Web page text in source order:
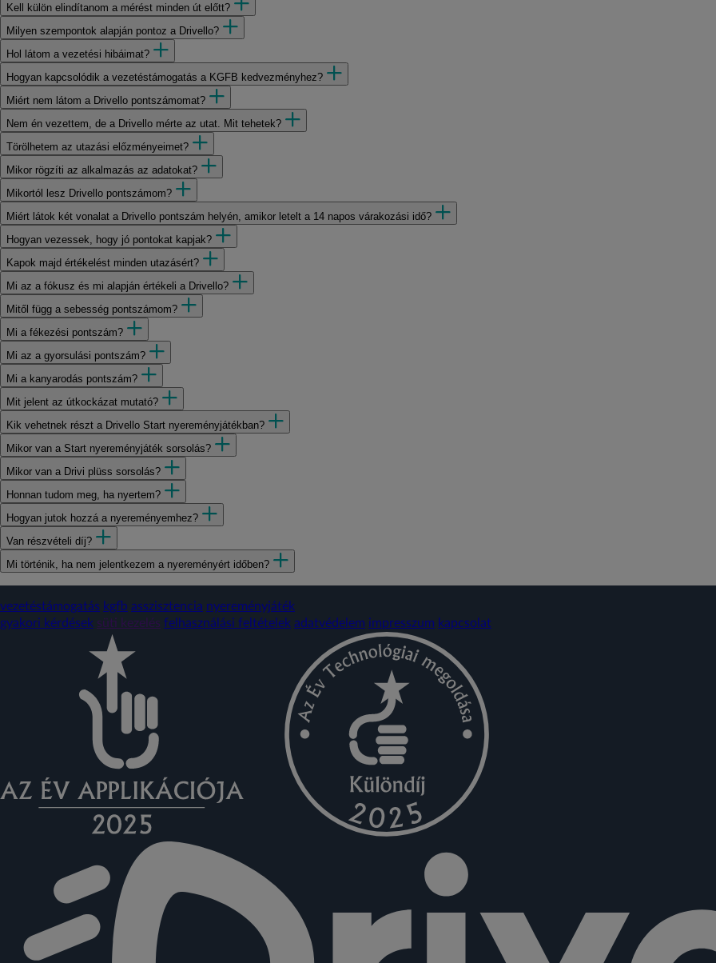
Kell külön elindítanom a mérést minden út előtt?
Milyen szempontok alapján pontoz a Drivello?
Hol látom a vezetési hibáimat?
Hogyan kapcsolódik a vezetéstámogatás a KGFB kedvezményhez?
Miért nem látom a Drivello pontszámomat?
Nem én vezettem, de a Drivello mérte az utat. Mit tehetek?
Törölhetem az utazási előzményeimet?
Mikor rögzíti az alkalmazás az adatokat?
Mikortól lesz Drivello pontszámom?
Miért látok két vonalat a Drivello pontszám helyén, amikor letelt a 14 napos várakozási idő?
Hogyan vezessek, hogy jó pontokat kapjak?
Kapok majd értékelést minden utazásért?
Mi az a fókusz és mi alapján értékeli a Drivello?
Mitől függ a sebesség pontszámom?
Mi a fékezési pontszám?
Mi az a gyorsulási pontszám?
Mi a kanyarodás pontszám?
Mit jelent az útkockázat mutató?
Kik vehetnek részt a Drivello Start nyereményjátékban?
Mikor van a Start nyereményjáték sorsolás?
Mikor van a Drivi plüss sorsolás?
Honnan tudom meg, ha nyertem?
Hogyan jutok hozzá a nyereményemhez?
Van részvételi díj?
Mi történik, ha nem jelentkezem a nyereményért időben?
vezetéstámogatás kgfb asszisztencia nyereményjáték
gyakori kérdések süti kezelés felhasználási feltételek adatvédelem impresszum kapcsolat